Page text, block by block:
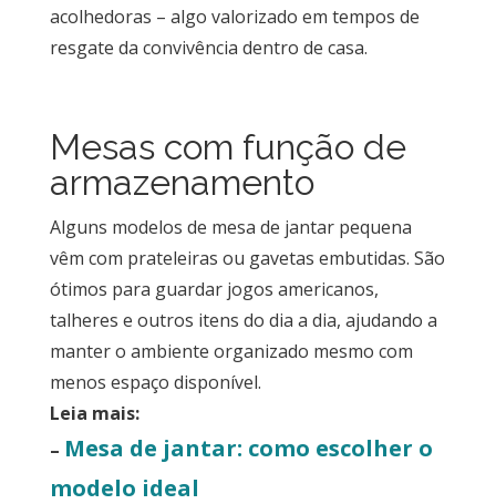
acolhedoras – algo valorizado em tempos de
resgate da convivência dentro de casa.
Mesas com função de
armazenamento
Alguns modelos de mesa de jantar pequena
vêm com prateleiras ou gavetas embutidas. São
ótimos para guardar jogos americanos,
talheres e outros itens do dia a dia, ajudando a
manter o ambiente organizado mesmo com
menos espaço disponível.
Leia mais:
– Mesa de jantar: como escolher o
modelo ideal